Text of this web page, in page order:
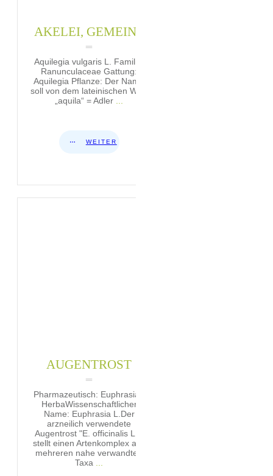
AKELEI, GEMEINE
Aquilegia vulgaris L. Familie:
Ranunculaceae Gattung:
Aquilegia Pflanze: Der Name
soll von dem lateinischen Wort
„aquila“ = Adler
WEITER
AUGENTROST
Pharmazeutisch: Euphrasiae
HerbaWissenschaftlicher
Name: Euphrasia L.Der
arzneilich verwendete
Augentrost "E. officinalis L.",
stellt einen Artenkomplex aus
mehreren nahe verwandten
Taxa